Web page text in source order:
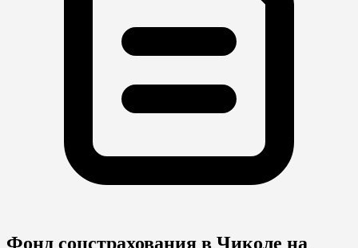
Фонд соцстрахования в Чиколе на